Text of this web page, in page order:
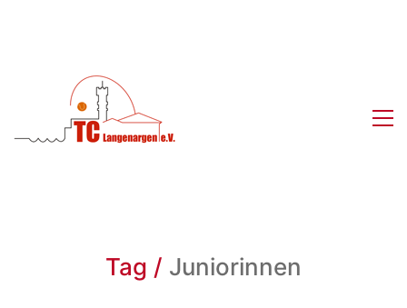
Tag / Juniorinnen